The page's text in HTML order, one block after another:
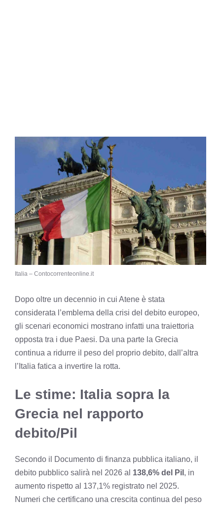
Italia – Contocorrenteonline.it
Dopo oltre un decennio in cui Atene è stata
considerata l’emblema della crisi del debito europeo,
gli scenari economici mostrano infatti una traiettoria
opposta tra i due Paesi. Da una parte la Grecia
continua a ridurre il peso del proprio debito, dall’altra
l’Italia fatica a invertire la rotta.
Le stime: Italia sopra la
Grecia nel rapporto
debito/Pil
Secondo il Documento di finanza pubblica italiano, il
debito pubblico salirà nel 2026 al 138,6% del Pil , in
aumento rispetto al 137,1% registrato nel 2025.
Numeri che certificano una crescita continua del peso